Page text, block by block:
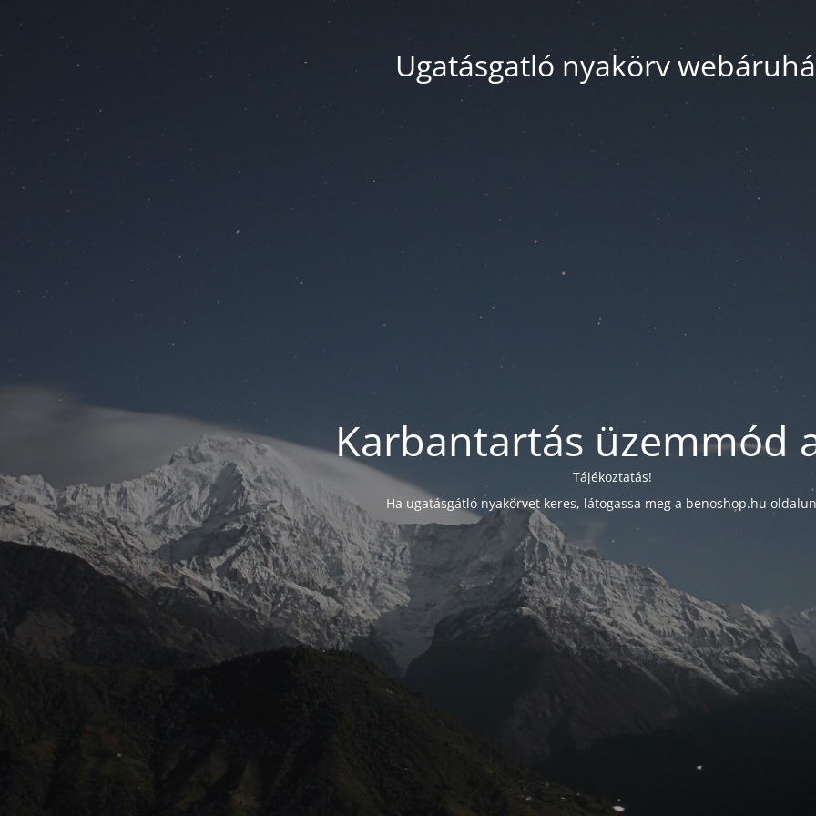
Ugatásgatló nyakörv
Karbantartás üzemmód
Tájékoztatás!
Ha ugatásgátló nyakörvet keres, látogassa meg a benoshop.hu